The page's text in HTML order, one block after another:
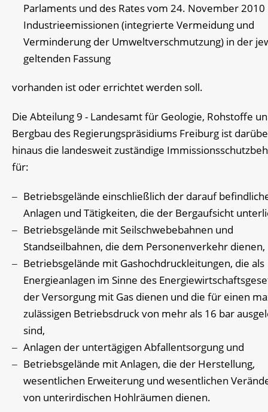
Parlaments und des Rates vom 24. November
Industrieemissionen (integrierte Vermeidung und
Verminderung der Umweltverschmutzung) in der
geltenden Fassung
vorhanden ist oder errichtet werden soll.
Die Abteilung 9 - Landesamt für Geologie, Rohstoffe
Bergbau des Regierungspräsidiums Freiburg ist
hinaus die landesweit zuständige
für:
Betriebsgelände einschließlich der darauf
Anlagen und Tätigkeiten, die der Bergaufsicht
Betriebsgelände mit Seilschwebebahnen und
Standseilbahnen, die dem Personenverkehr dienen,
Betriebsgelände mit Gashochdruckleitungen, die als
Energieanlagen im Sinne des
der Versorgung mit Gas dienen und die für einen
zulässigen Betriebsdruck von mehr als 16 bar
sind,
Anlagen der untertägigen Abfallentsorgung und
Betriebsgelände mit Anlagen, die der Herstellung,
wesentlichen Erweiterung und wesentlichen
von unterirdischen Hohlräumen dienen.